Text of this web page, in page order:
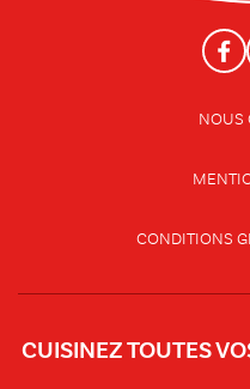
NOUS
CONDITIONS
CUISINEZ TOUTES